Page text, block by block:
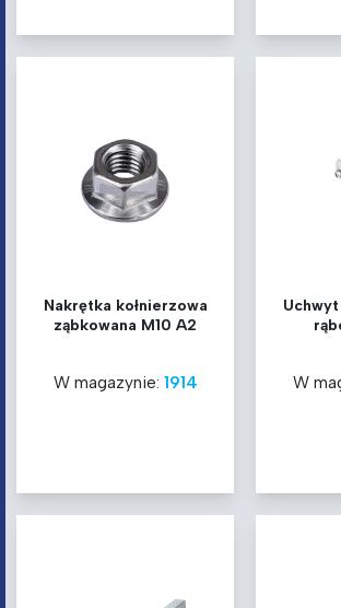
Nakrętka kołnierzowa
ząbkowana M10 A2
W magazynie: 1914 W